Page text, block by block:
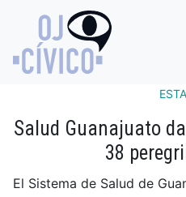
Salud Guanajuato
38
El Sistema de Salud de